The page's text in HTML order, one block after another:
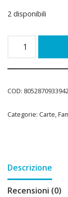
2 disponibili
COD:
Categorie: Carte,
Descrizione
Recensioni (0)